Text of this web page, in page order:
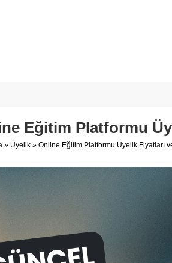
Eğitim Platformu
» Üyelik » Online Eğitim Platformu Üyelik Fiyatları